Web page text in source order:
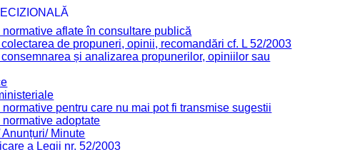
aflate în consultare publică
de propuneri, opinii, recomandări cf. L 52/2003
și analizarea propunerilor, opiniilor sau
pentru care nu mai pot fi transmise sugestii
adoptate
Minute
a Legii nr. 52/2003